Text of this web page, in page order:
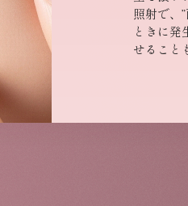
照射で、
ときに
せること